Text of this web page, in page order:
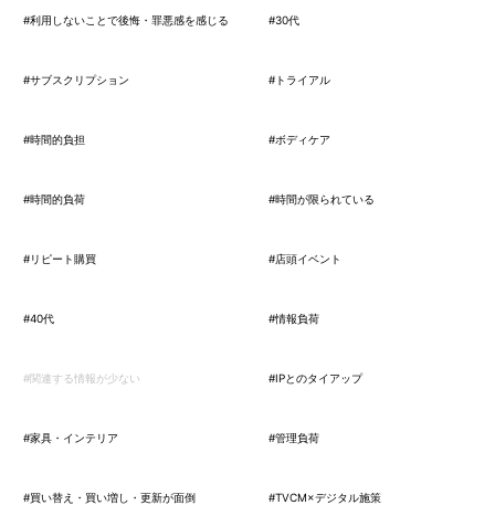
#利用しないことで後悔・罪悪感を感じる #30代
#サブスクリプション #トライアル
#時間的負担 #ボディケア
#時間的負荷 #時間が限られている
#リピート購買 #店頭イベント
#40代 #情報負荷
#関連する情報が少ない #IPとのタイアップ
#家具・インテリア #管理負荷
#買い替え・買い増し・更新が面倒 #TVCM×デジタル施策